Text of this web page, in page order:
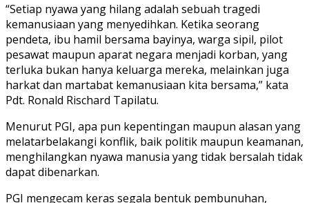
“Setiap nyawa yang hilang adalah sebuah tragedi
kemanusiaan yang menyedihkan. Ketika seorang
pendeta, ibu hamil bersama bayinya, warga sipil, pilot
pesawat maupun aparat negara menjadi korban, yang
terluka bukan hanya keluarga mereka, melainkan juga
harkat dan martabat kemanusiaan kita bersama,” kata
Pdt. Ronald Rischard Tapilatu.
Menurut PGI, apa pun kepentingan maupun alasan yang
melatarbelakangi konflik, baik politik maupun keamanan,
menghilangkan nyawa manusia yang tidak bersalah tidak
dapat dibenarkan.
PGI mengecam keras segala bentuk pembunuhan,